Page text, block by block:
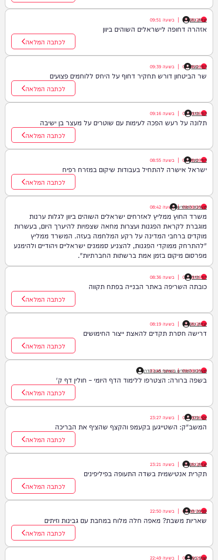
יצחק כהן
09/08/26
| בשעה 09:51
אזהרה דחופה לישראלים השוהים ביוון
לכתבה המלאה
דודי סגל
09/08/26
| בשעה 09:39
שר הביטחון דורש תחקיר דחוף על היחס ללוחמים פצועים
לכתבה המלאה
דוד חדד
09/08/26
| בשעה 09:16
תלונה על רעש הפכה לעימות עם שוטרים על מעצר בן ישיבה
לכתבה המלאה
דודי סגל
09/08/26
| בשעה 08:55
ישראל אישרה להתחיל בעבודות שיקום במזרח רפיח
לכתבה המלאה
מערכת המחדש
09/08/26
| בשעה 08:42
משרד החוץ ממליץ לאזרחים ישראלים השוהים ביוון לגלות ערנות
מוגברת לקראת הפגנות ועצרות מחאה שצפויות להיערך היום, בעשרות
מוקדים ברחבי המדינה על רקע המלחמה בעזה. המשרד ממליץ
"להתרחק ממוקדי הפגנות, להצניע סממנים ישראליים ויהודיים ולהימנע
מפרסום מיקום בזמן אמת ברשתות החברתיות".
דוד חדד
09/08/26
| בשעה 08:36
כובתה השריפה באתר הבנייה בפתח תקווה
לכתבה המלאה
יצחק כהן
09/08/26
| בשעה 08:19
דרישה חסרת תקדים להאצת ייצור החימושים
לכתבה המלאה
מערכת המחדש בשיתוף מכון הדרן
09/08/26
| בשעה 07:45
בשפה ברורה: הצטרפו ללימוד הדף היומי – חולין דף ק'
לכתבה המלאה
יוסי פלד
08/08/26
| בשעה 23:27
המשב"ק: השטייגען בקעמפ והקצף שהציף את הבריכה
לכתבה המלאה
יצחק כהן
08/08/26
| בשעה 23:21
תקרית אנטישמית בשדה התעופה בפיליפינים
לכתבה המלאה
פנינה לוי
08/08/26
| בשעה 22:50
שאריות משבת? מאפה חלה מלוח במחבת עם גבינות וזיתים
לכתבה המלאה
שוקי כץ
08/08/26
| בשעה 22:49